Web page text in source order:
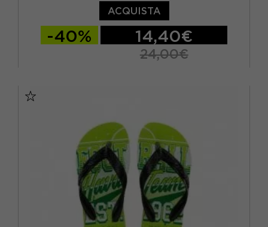
BRASIL 27/28 - EUR 29/30
BRASIL 29/30 - EUR 31/32
BRASIL 31/32 - EUR 33/34
BRASIL 33/34 - EUR 35/36
ACQUISTA
-40% 14,40€
24,00€